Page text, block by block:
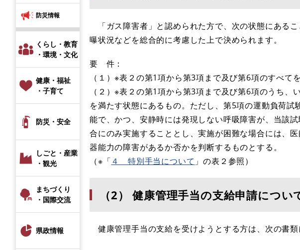
防災情報
くらし・教育
・環境・文化
健康・福祉
・子育て
防災・安全
しごと・産業
・観光
まちづくり
・国際交流
県政情報
「ガス障害者」と認められた方で、次の状態にある
曝状況などを総合的に考慮した上で決められます。
要 件：
（１）※表２の第1項から第3項まで及び第6項のすべて
（２）※表２の第1項から第3項まで及び第6項のうち
を満たす状態にあるもの。ただし、第5項の運動負荷
能で、かつ、安静時には発現しない呼吸障害が、当該
合にのみ実施することとし、実施が困難な場合には、
器能力の障害があるか否かを判断するものとする。
（※「４ 特別手当について 」の表２参照）
（2） 健康管理手当の支給申請につい
健康管理手当の支給を受けようとする方は、次の書類